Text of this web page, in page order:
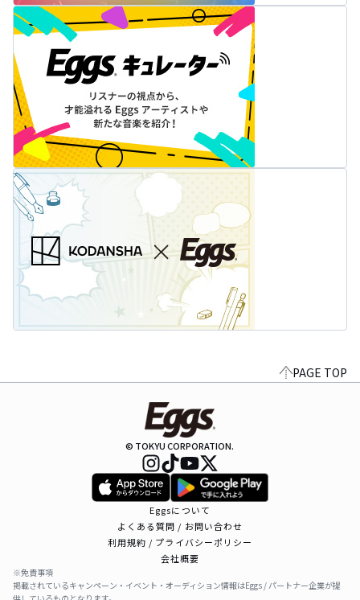
PAGE TOP
© TOKYU CORPORATION.
Eggsについて
よくある質問 / お問い合わせ
利用規約 / プライバシーポリシー
会社概要
※免責事項
掲載されているキャンペーン・イベント・オーディション情報はEggs / パートナー企業が提